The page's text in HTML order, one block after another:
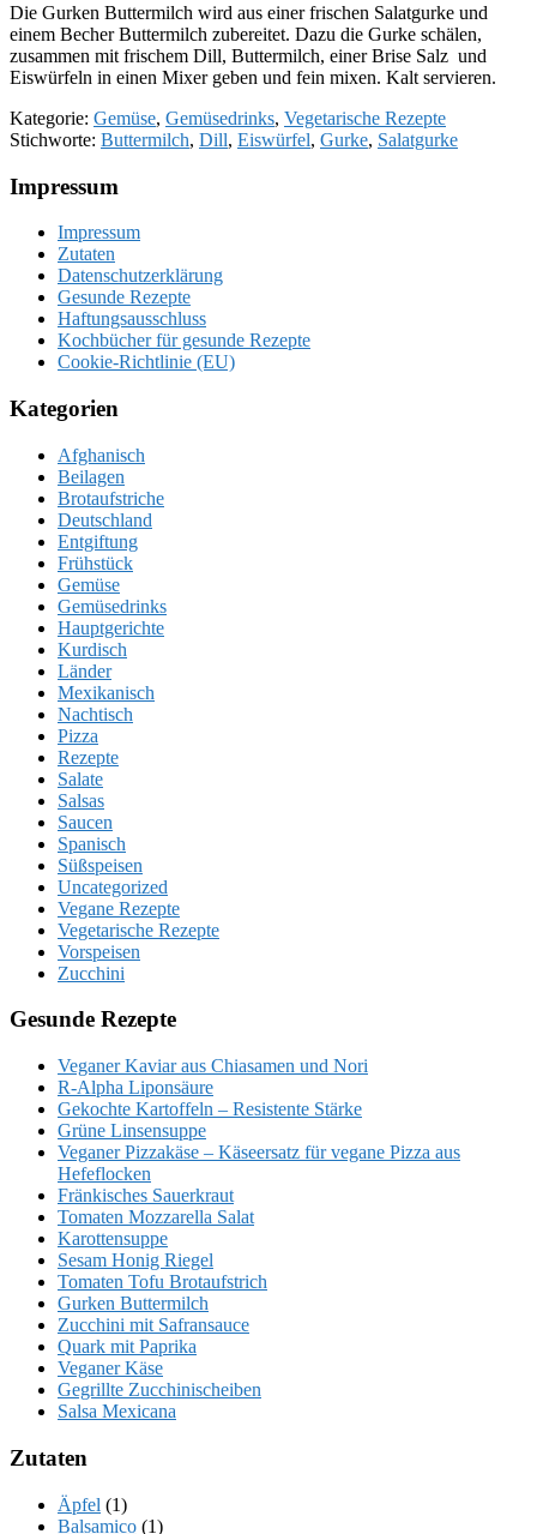
Die Gurken Buttermilch wird aus einer frischen Salatgurke und
einem Becher Buttermilch zubereitet. Dazu die Gurke schälen,
zusammen mit frischem Dill, Buttermilch, einer Brise Salz und
Eiswürfeln in einen Mixer geben und fein mixen. Kalt servieren.
Kategorie: Gemüse, Gemüsedrinks, Vegetarische Rezepte
Stichworte: Buttermilch, Dill, Eiswürfel, Gurke, Salatgurke
Footer
Impressum
Impressum
Zutaten
Datenschutzerklärung
Gesunde Rezepte
Haftungsausschluss
Kochbücher für gesunde Rezepte
Cookie-Richtlinie (EU)
Kategorien
Afghanisch
Beilagen
Brotaufstriche
Deutschland
Entgiftung
Frühstück
Gemüse
Gemüsedrinks
Hauptgerichte
Kurdisch
Länder
Mexikanisch
Nachtisch
Pizza
Rezepte
Salate
Salsas
Saucen
Spanisch
Süßspeisen
Uncategorized
Vegane Rezepte
Vegetarische Rezepte
Vorspeisen
Zucchini
Gesunde Rezepte
Veganer Kaviar aus Chiasamen und Nori
R-Alpha Liponsäure
Gekochte Kartoffeln – Resistente Stärke
Grüne Linsensuppe
Veganer Pizzakäse – Käseersatz für vegane Pizza aus
Hefeflocken
Fränkisches Sauerkraut
Tomaten Mozzarella Salat
Karottensuppe
Sesam Honig Riegel
Tomaten Tofu Brotaufstrich
Gurken Buttermilch
Zucchini mit Safransauce
Quark mit Paprika
Veganer Käse
Gegrillte Zucchinischeiben
Salsa Mexicana
Zutaten
Äpfel (1)
Balsamico (1)